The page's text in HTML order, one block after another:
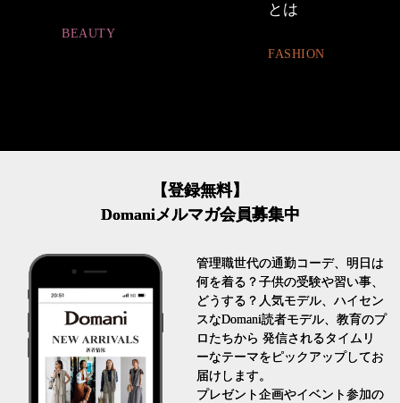
BEAUTY
とは
FASHION
【登録無料】
Domaniメルマガ会員募集中
管理職世代の通勤コーデ、明日は
何を着る？子供の受験や習い事、
どうする？人気モデル、ハイセン
スなDomani読者モデル、教育のプ
ロたちから 発信されるタイムリ
ーなテーマをピックアップしてお
届けします。
プレゼント企画やイベント参加の